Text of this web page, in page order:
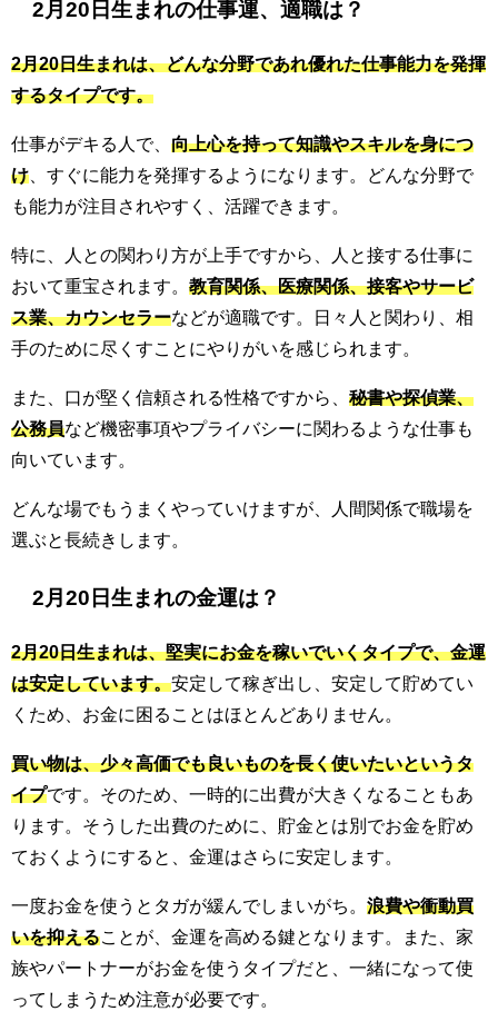
2月20日生まれの仕事運、適職は？
2月20日生まれは、どんな分野であれ優れた仕事能力を発揮
するタイプです。
仕事がデキる人で、 向上心を持って知識やスキルを身につ
け 、すぐに能力を発揮するようになります。どんな分野で
も能力が注目されやすく、活躍できます。
特に、人との関わり方が上手ですから、人と接する仕事に
おいて重宝されます。 教育関係、医療関係、接客やサービ
ス業、カウンセラーなどが適職です。日々人と関わり、相
手のために尽くすことにやりがいを感じられます。
また、口が堅く信頼される性格ですから、 秘書や探偵業、
公務員など機密事項やプライバシーに関わるような仕事も
向いています。
どんな場でもうまくやっていけますが、人間関係で職場を
選ぶと長続きします。
2月20日生まれの金運は？
2月20日生まれは、堅実にお金を稼いでいくタイプで、金運
は安定しています。安定して稼ぎ出し、安定して貯めてい
くため、お金に困ることはほとんどありません。
買い物は、少々高価でも良いものを長く使いたいというタ
イプです。そのため、一時的に出費が大きくなることもあ
ります。そうした出費のために、貯金とは別でお金を貯め
ておくようにすると、金運はさらに安定します。
一度お金を使うとタガが緩んでしまいがち。 浪費や衝動買
いを抑えることが、金運を高める鍵となります。また、家
族やパートナーがお金を使うタイプだと、一緒になって使
ってしまうため注意が必要です。